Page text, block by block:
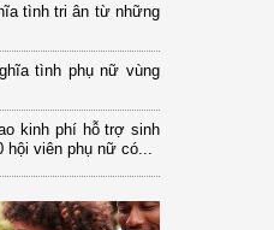
tình tri ân từ những
tình phụ nữ vùng
kinh phí hỗ trợ sinh
viên phụ nữ có...